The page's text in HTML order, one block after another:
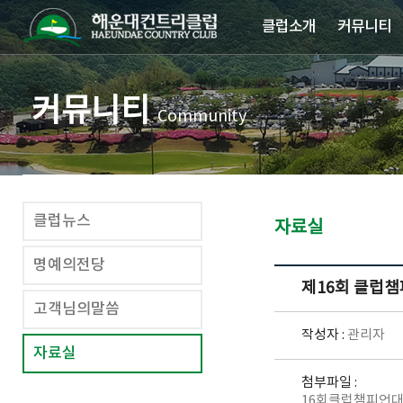
클럽소개 커뮤니티
커뮤니티Community
클럽뉴스
명예의전당
고객님의말씀
자료실
자료실
제16회 클럽
작성자 : 관리자
첨부파일 :